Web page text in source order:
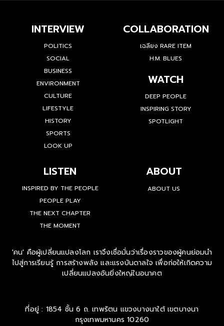
INTERVIEW
POLITICS
SOCIAL
BUSINESS
ENVIRONMENT
CULTURE
LIFESTYLE
HISTORY
SPORTS
COLLABORATION
เฉลียง RARE ITEM
WATCH
DEEP PEOPLE
INSPIRING STORY
LISTEN
INSPIRED BY THE PEOPLE
PEOPLE PLAY
THE NEXT CHAPTER
ABOUT
'คน' คือผู้เปลี่ยนแปลงโลก เราจึงเชื่อมั่นว่าเรื่องราวของผู้คนย่อมนำ
ไปสู่การเรียนรู้ การสร้างพลัง และแรงบันดาลใจ เพื่อก่อให้เกิดความ
ที่อยู่ : 1854 ชั้น 6 ถ. เทพรัตน แขวงบางนาใต้ เขตบางนา